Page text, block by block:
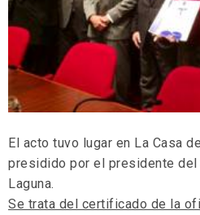
El acto tuvo lugar en La Casa
presidido por el presidente del
Laguna.
Se trata del certificado de la